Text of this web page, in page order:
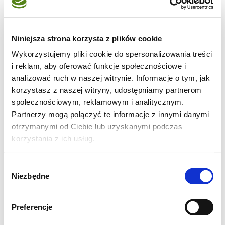
Niniejsza strona korzysta z plików cookie
Wykorzystujemy pliki cookie do spersonalizowania treści
i reklam, aby oferować funkcje społecznościowe i
analizować ruch w naszej witrynie. Informacje o tym, jak
korzystasz z naszej witryny, udostępniamy partnerom
społecznościowym, reklamowym i analitycznym.
Partnerzy mogą połączyć te informacje z innymi danymi
otrzymanymi od Ciebie lub uzyskanymi podczas
korzystania z ich usług.
zgody
Niezbędne
Preferencje
Składniki na sernik na zimno
na biszkoptach z galaretką i
truskawkami bez pieczenia:
2 czerwone galaretki ( truskawkowe,